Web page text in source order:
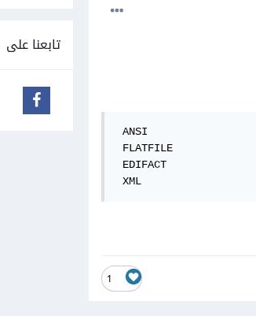
ANSI
FLATFILE
EDIFACT
XML
1
تابعنا على